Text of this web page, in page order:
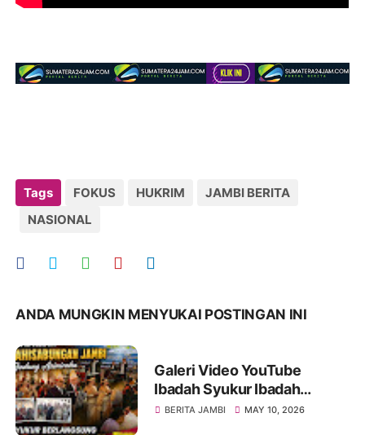
Tags FOKUS HUKRIM
JAMBI BERITA
NASIONAL
ANDA MUNGKIN MENYUKAI POSTINGAN INI
Galeri Video YouTube
Ibadah Syukur Ibadah
Syukur Pomparan Raja
BERITA JAMBI MAY 10, 2026